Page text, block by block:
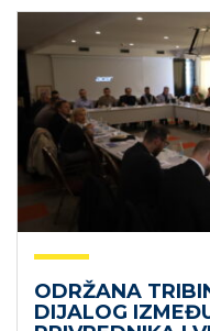
ODRŽANA
DIJALOG